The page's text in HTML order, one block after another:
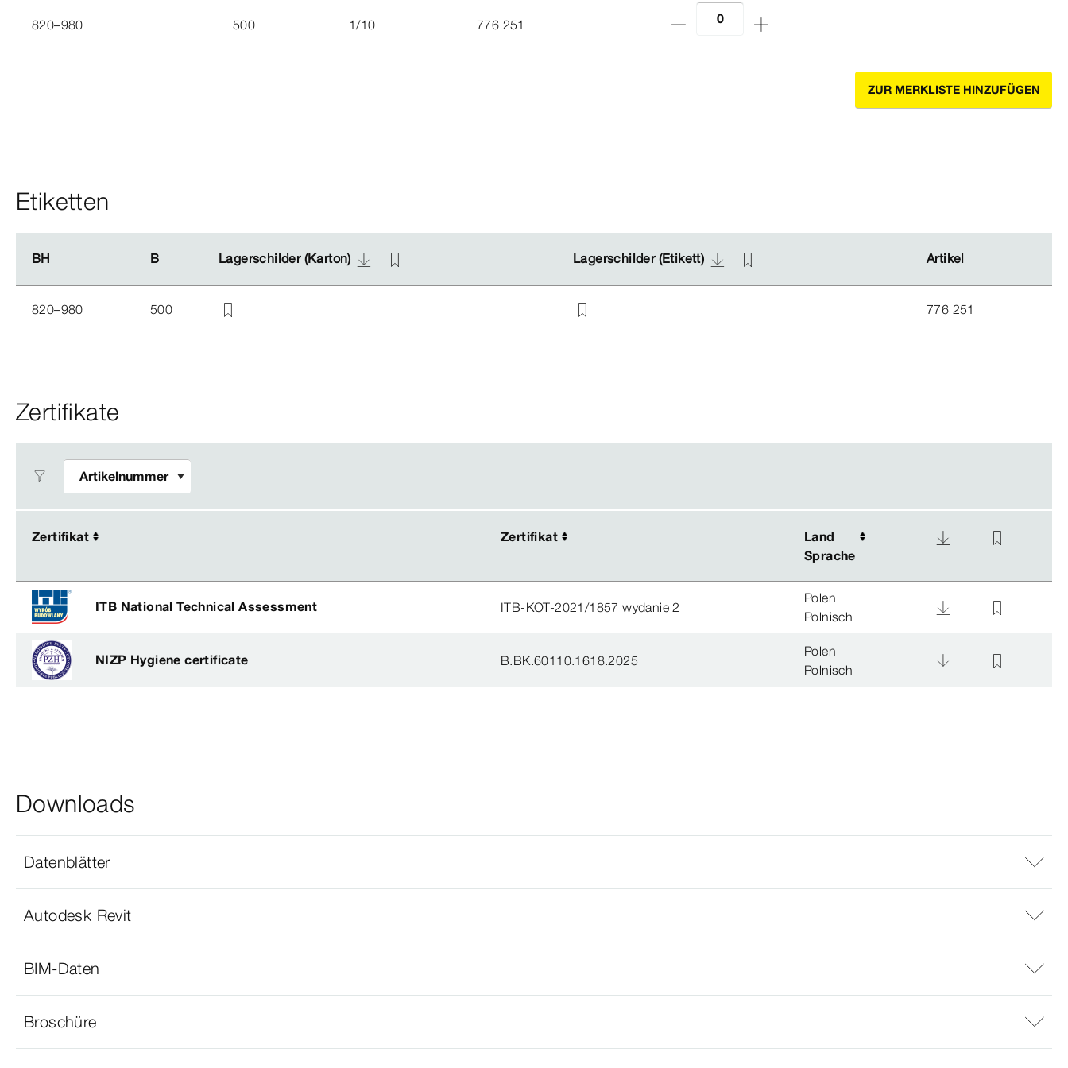
820–980 500 1/10 776 251
ZUR MERKLISTE HINZUFÜGEN
Etiketten
BH B Lagerschilder (Karton) Lagerschilder (Etikett) Artikel
BH B Lagerschilder (Karton) Lagerschilder (Etikett) Artikel
820–980 500 776 251
Zertifikate
Zertifikat Zertifikat
Land
Sprache
Zertifikat Zertifikat
Land
Sprache
ITB National Technical Assessment ITB-KOT-2021/1857 wydanie 2
Polen
Polnisch
NIZP Hygiene certificate B.BK.60110.1618.2025
Polen
Polnisch
Downloads
Datenblätter
Autodesk Revit
BIM-Daten
Broschüre